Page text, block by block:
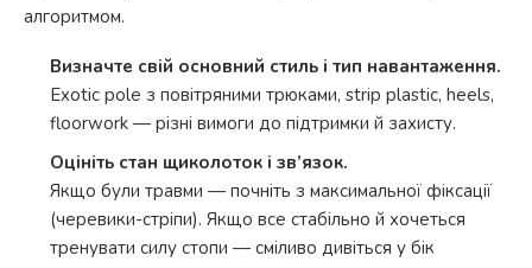
алгоритмом.
Визначте свій основний стиль і тип навантаження.
Exotic pole з повітряними трюками, strip plastic, heels,
floorwork — різні вимоги до підтримки й захисту.
Оцініть стан щиколоток і зв’язок.
Якщо були травми — почніть з максимальної фіксації
(черевики-стріпи). Якщо все стабільно й хочеться
тренувати силу стопи — сміливо дивіться у бік